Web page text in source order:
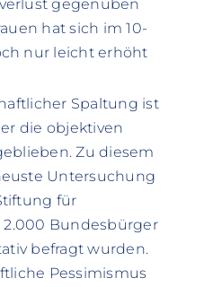
gegenüben
hat sich im 10-
nur leicht erhöht
Spaltung ist
die objektiven
Zu diesem
Untersuchung
für
Bundesbürger
befragt wurden.
Pessimismus